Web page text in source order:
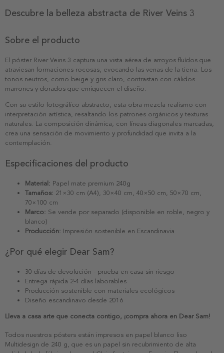
Descubre la belleza abstracta de River Veins 3
Sobre el producto
El póster River Veins 3 captura una vista aérea de arroyos fluídos que
atraviesan formaciones rocosas, evocando las venas de la tierra. Los
tonos neutros, como beige y gris claro, contrastan con cálidos
marrones y dorados que enriquecen el diseño.
Con su estilo fotográfico abstracto, esta obra mezcla realismo con
interpretación artística, resaltando los patrones orgánicos y texturas
naturales. La composición dinámica, con líneas diagonales marcadas,
crea una sensación de movimiento y profundidad que invita a la
contemplación.
Especificaciones del producto
Material: Papel mate premium 240g
Tamaños: 21×30 cm (A4), 30×40 cm, 40×50 cm, 50×70 cm,
70×100 cm
Marco: Se vende por separado (disponible en roble, negro y
blanco)
Producción: Impresión sostenible en Escandinavia
¿Por qué elegir Dear Sam?
30 días de devolución - prueba en casa sin riesgo
Entrega rápida 2-4 días laborables
Producción sostenible con materiales ecológicos
Diseño escandinavo desde 2016
Lleva a casa arte que conecta contigo, ¡compra ahora en Dear Sam!
Todos nuestros pósters están impresos en papel blanco liso
Multidesign de 240 g, que es un papel sin recubrimiento de alta